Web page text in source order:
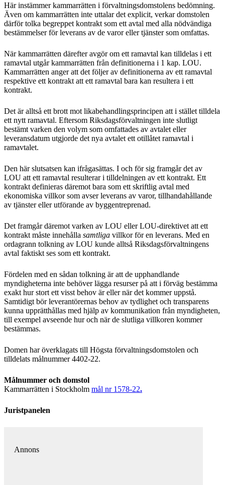
Här instämmer kammarrätten i förvaltningsdomstolens bedömning.
Även om kammarrätten inte uttalar det explicit, verkar domstolen
därför tolka begreppet kontrakt som ett avtal med alla nödvändiga
bestämmelser för leverans av de varor eller tjänster som omfattas.
När kammarrätten därefter avgör om ett ramavtal kan tilldelas i ett
ramavtal utgår kammarrätten från definitionerna i 1 kap. LOU.
Kammarrätten anger att det följer av definitionerna av ett ramavtal
respektive ett kontrakt att ett ramavtal bara kan resultera i ett
kontrakt.
Det är alltså ett brott mot likabehandlingsprincipen att i stället tilldela
ett nytt ramavtal. Eftersom Riksdagsförvaltningen inte slutligt
bestämt varken den volym som omfattades av avtalet eller
leveransdatum utgjorde det nya avtalet ett otillåtet ramavtal i
ramavtalet.
Den här slutsatsen kan ifrågasättas. I och för sig framgår det av
LOU att ett ramavtal resulterar i tilldelningen av ett kontrakt. Ett
kontrakt definieras däremot bara som ett skriftlig avtal med
ekonomiska villkor som avser leverans av varor, tillhandahållande
av tjänster eller utförande av byggentreprenad.
Det framgår däremot varken av LOU eller LOU-direktivet att ett
kontrakt måste innehålla samtliga villkor för en leverans. Med en
ordagrann tolkning av LOU kunde alltså Riksdagsförvaltningens
avtal faktiskt ses som ett kontrakt.
Fördelen med en sådan tolkning är att de upphandlande
myndigheterna inte behöver lägga resurser på att i förväg bestämma
exakt hur stort ett visst behov är eller när det kommer uppstå.
Samtidigt bör leverantörernas behov av tydlighet och transparens
kunna upprätthållas med hjälp av kommunikation från myndigheten,
till exempel avseende hur och när de slutliga villkoren kommer
bestämmas.
Domen har överklagats till Högsta förvaltningsdomstolen och
tilldelats målnummer 4402-22.
Målnummer och domstol
Kammarrätten i Stockholm mål nr 1578-22.
Juristpanelen
Annons